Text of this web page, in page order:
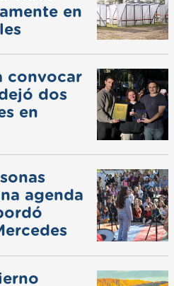
en
convocar
dos
en
agenda